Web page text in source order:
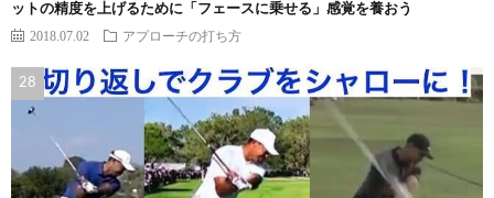
ットの精度を上げるために「フェースに乗せる」感覚を養おう
2018.07.02 アプローチの打ち方